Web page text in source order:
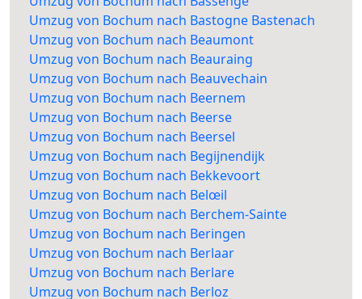
Umzug von Bochum nach Bastogne Bastenach
Umzug von Bochum nach Beaumont
Umzug von Bochum nach Beauraing
Umzug von Bochum nach Beauvechain
Umzug von Bochum nach Beernem
Umzug von Bochum nach Beerse
Umzug von Bochum nach Beersel
Umzug von Bochum nach Begijnendijk
Umzug von Bochum nach Bekkevoort
Umzug von Bochum nach Belœil
Umzug von Bochum nach Berchem-Sainte
Umzug von Bochum nach Beringen
Umzug von Bochum nach Berlaar
Umzug von Bochum nach Berlare
Umzug von Bochum nach Berloz